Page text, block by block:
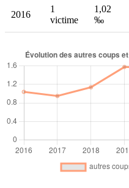
2016
1
victime
1,02
‰